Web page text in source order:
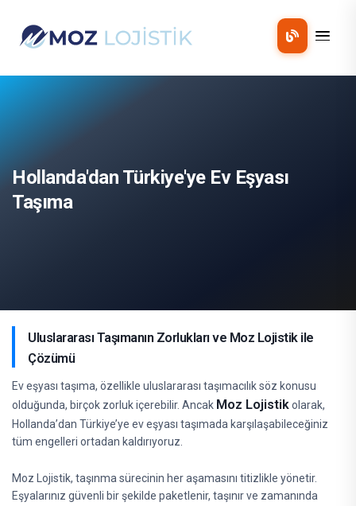
Mobil
Hollanda'dan Türkiye'ye Ev Eşyası
Taşıma
Uluslararası Taşımanın Zorlukları ve Moz Lojistik ile
Çözümü
Ev eşyası taşıma, özellikle uluslararası taşımacılık söz konusu
olduğunda, birçok zorluk içerebilir. Ancak Moz Lojistikolarak,
Hollanda’dan Türkiye’ye ev eşyası taşımada karşılaşabileceğiniz
tüm engelleri ortadan kaldırıyoruz.
Moz Lojistik, taşınma sürecinin her aşamasını titizlikle yönetir.
Eşyalarınız güvenli bir şekilde paketlenir, taşınır ve zamanında